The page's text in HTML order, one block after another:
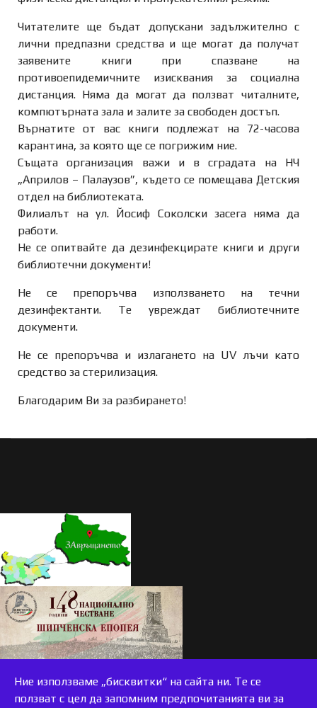
Читателите ще бъдат допускани задължително с
лични предпазни средства и ще могат да получат
заявените книги при спазване на
противоепидемичните изисквания за социална
дистанция. Няма да могат да ползват читалните,
компютърната зала и залите за свободен достъп.
Върнатите от вас книги подлежат на 72-часова
карантина, за която ще се погрижим ние.
Същата организация важи и в сградата на НЧ
„Априлов – Палаузов”, където се помещава Детския
отдел на библиотеката.
Филиалът на ул. Йосиф Соколски засега няма да
работи.
Не се опитвайте да дезинфекцирате книги и други
библиотечни документи!
Не се препоръчва използването на течни
дезинфектанти. Те увреждат библиотечните
документи.
Не се препоръчва и излагането на UV лъчи като
средство за стерилизация.
Благодарим Ви за разбирането!
Ние използваме „бисквитки“ на сайта ни. Те се
ползват с цел да запомним предпочитанията ви за